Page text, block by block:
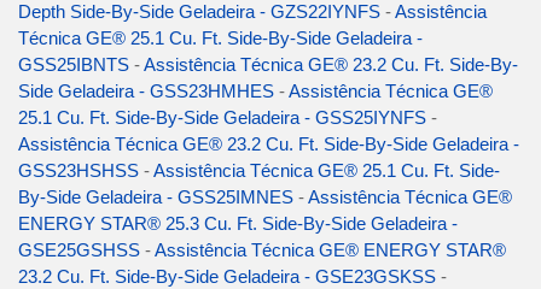
Depth Side-By-Side Geladeira - GZS22IYNFS -Assistência
Técnica GE® 25.1 Cu. Ft. Side-By-Side Geladeira -
GSS25IBNTS -Assistência Técnica GE® 23.2 Cu. Ft. Side-By-
Side Geladeira - GSS23HMHES -Assistência Técnica GE®
25.1 Cu. Ft. Side-By-Side Geladeira - GSS25IYNFS -
Assistência Técnica GE® 23.2 Cu. Ft. Side-By-Side Geladeira -
GSS23HSHSS -Assistência Técnica GE® 25.1 Cu. Ft. Side-
By-Side Geladeira - GSS25IMNES -Assistência Técnica GE®
ENERGY STAR® 25.3 Cu. Ft. Side-By-Side Geladeira -
GSE25GSHSS -Assistência Técnica GE® ENERGY STAR®
23.2 Cu. Ft. Side-By-Side Geladeira - GSE23GSKSS -